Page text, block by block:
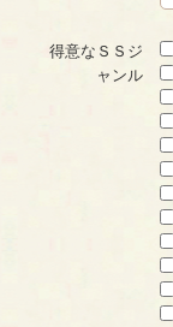
得意なＳＳジ
ャンル